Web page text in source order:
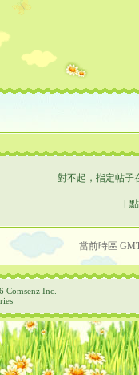
對不起，指定帖子
[
當前時區
Comsenz Inc.